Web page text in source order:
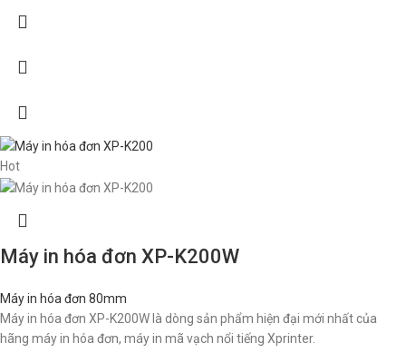
Hot
Máy in hóa đơn XP-K200W
Máy in hóa đơn 80mm
Máy in hóa đơn XP-K200W là dòng sản phẩm hiện đại mới nhất của
hãng máy in hóa đơn, máy in mã vạch nổi tiếng Xprinter.